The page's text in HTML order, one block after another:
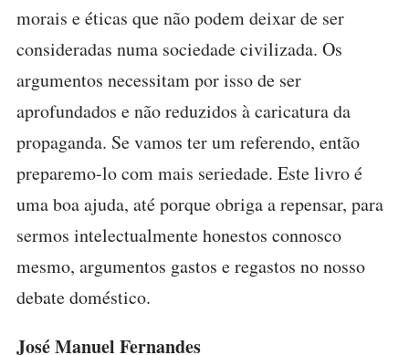
morais e éticas que não podem deixar de ser
consideradas numa sociedade civilizada. Os
argumentos necessitam por isso de ser
aprofundados e não reduzidos à caricatura da
propaganda. Se vamos ter um referendo, então
preparemo-lo com mais seriedade. Este livro é
uma boa ajuda, até porque obriga a repensar, para
sermos intelectualmente honestos connosco
mesmo, argumentos gastos e regastos no nosso
debate doméstico.
José Manuel Fernandes